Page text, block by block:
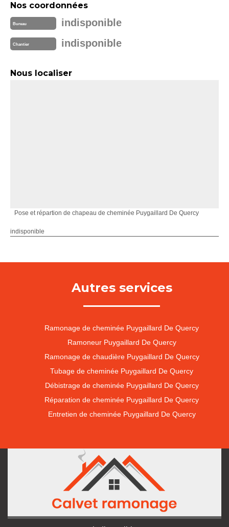
Nos coordonnées
Bureau indisponible
Chantier indisponible
Nous localiser
Pose et répartion de chapeau de cheminée Puygaillard De Quercy
indisponible
Autres services
Ramonage de cheminée Puygaillard De Quercy
Ramoneur Puygaillard De Quercy
Ramonage de chaudière Puygaillard De Quercy
Tubage de cheminée Puygaillard De Quercy
Débistrage de cheminée Puygaillard De Quercy
Réparation de cheminée Puygaillard De Quercy
Entretien de cheminée Puygaillard De Quercy